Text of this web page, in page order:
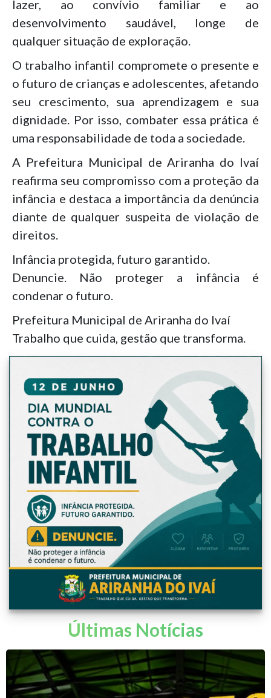
lazer, ao convívio familiar e ao
desenvolvimento saudável, longe de
qualquer situação de exploração.
O trabalho infantil compromete o presente e
o futuro de crianças e adolescentes, afetando
seu crescimento, sua aprendizagem e sua
dignidade. Por isso, combater essa prática é
uma responsabilidade de toda a sociedade.
A Prefeitura Municipal de Ariranha do Ivaí
reafirma seu compromisso com a proteção da
infância e destaca a importância da denúncia
diante de qualquer suspeita de violação de
direitos.
Infância protegida, futuro garantido.
Denuncie. Não proteger a infância é
condenar o futuro.
Prefeitura Municipal de Ariranha do Ivaí
Trabalho que cuida, gestão que transforma.
Últimas Notícias